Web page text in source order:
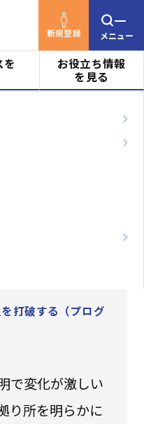
新規登録 メニュー
を
お役立ち情報
を見る
TOP
ンライン開催・2
マネジメン
ン開催・2
打破する（プログ
で変化が激しい
り所を明らかに